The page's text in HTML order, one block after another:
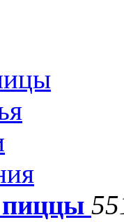
пиццы